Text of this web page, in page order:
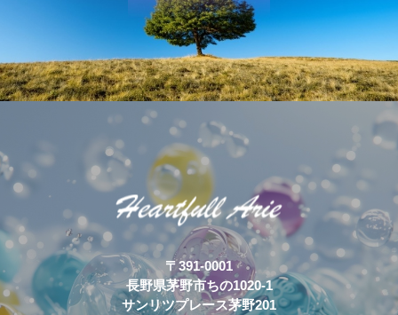
〒391-0001
長野県茅野市ちの1020-1
サンリツプレース茅野201